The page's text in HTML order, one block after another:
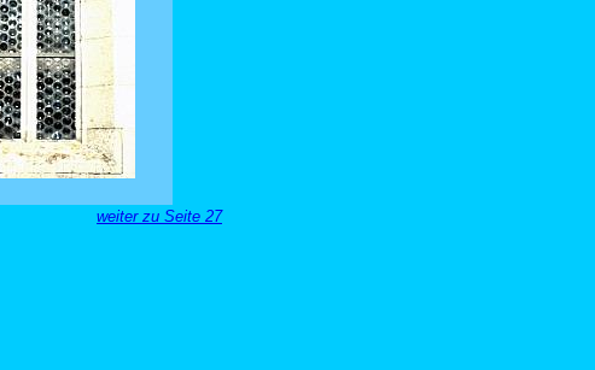
weiter zu Seite 27